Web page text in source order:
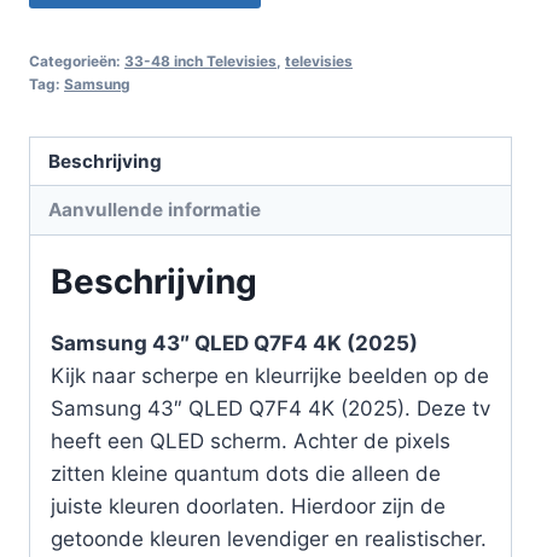
Categorieën: 33-48 inch Televisies televisies
Tag: Samsung
Beschrijving
Aanvullende informatie
Beschrijving
Samsung 43″ QLED Q7F4 4K (2025)
Kijk naar scherpe en kleurrijke beelden op de
Samsung 43″ QLED Q7F4 4K (2025). Deze tv
heeft een QLED scherm. Achter de pixels
zitten kleine quantum dots die alleen de
juiste kleuren doorlaten. Hierdoor zijn de
getoonde kleuren levendiger en realistischer.